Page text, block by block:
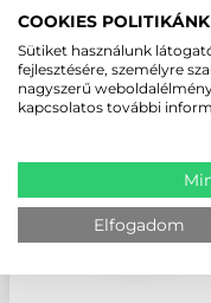
ZEBRA KIEGÉSZÍTŐ,
FORGATHATÓ
CSUKLÓRA TC22/
(NAGY PÁNTOT
COOKIES POLITIKÁNK
Sütiket használunk
fejlesztésére, személyre
nagyszerű
kapcsolatos további
Elfogadom